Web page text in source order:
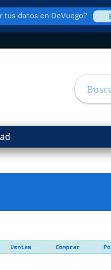
tus datos en DeVuego?
Ventas Comprar